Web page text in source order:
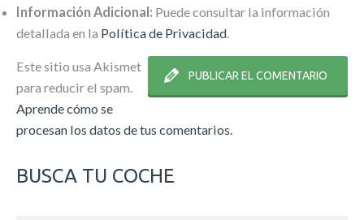
Información Adicional: Puede consultar la información
detallada en la Política de Privacidad.
Este sitio usa Akismet
para reducir el spam.
Aprende cómo se
procesan los datos de tus comentarios.
BUSCA TU COCHE